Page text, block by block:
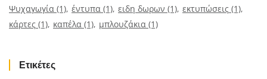
Ψυχαγωγία (1) έντυπα (1) ειδη δωρων (1) εκτυπώσεις (1)
κάρτες (1) καπέλα (1) μπλουζάκια (1)
Ετικέτες